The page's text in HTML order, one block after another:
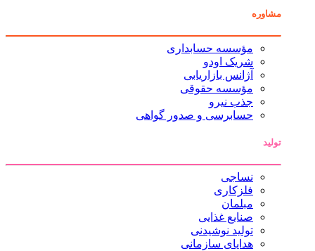
مشاوره
مؤسسه حسابداری
شریک اودو
آژانس بازاریابی
مؤسسه حقوقی
جذب نیرو
حسابرسی و صدور گواهی
تولید
نساجی
فلزکاری
مبلمان
صنایع غذایی
تولید نوشیدنی
هدایای سازمانی